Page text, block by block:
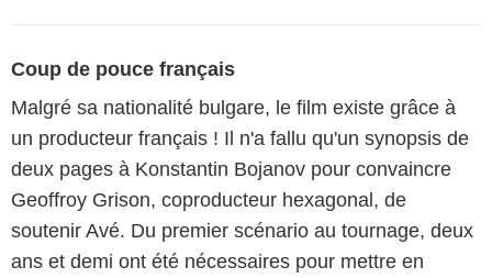
Coup de pouce français
Malgré sa nationalité bulgare, le film existe grâce à
un producteur français ! Il n'a fallu qu'un synopsis de
deux pages à Konstantin Bojanov pour convaincre
Geoffroy Grison, coproducteur hexagonal, de
soutenir Avé. Du premier scénario au tournage, deux
ans et demi ont été nécessaires pour mettre en